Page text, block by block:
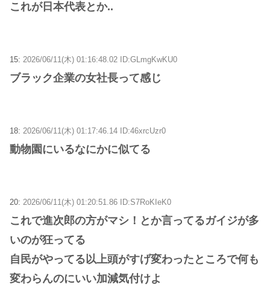
これが日本代表とか..
15: 2026/06/11(木) 01:16:48.02 ID:GLmgKwKU0
ブラック企業の女社長って感じ
18: 2026/06/11(木) 01:17:46.14 ID:46xrcUzr0
動物園にいるなにかに似てる
20: 2026/06/11(木) 01:20:51.86 ID:S7RoKIeK0
これで進次郎の方がマシ！とか言ってるガイジが多
いのが狂ってる
自民がやってる以上頭がすげ変わったところで何も
変わらんのにいい加減気付けよ